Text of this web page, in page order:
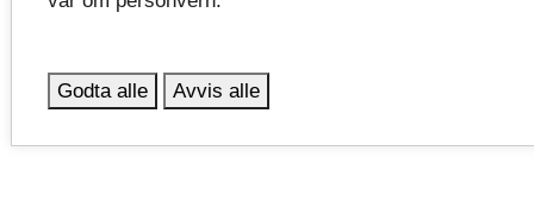
Godta alle Avvis alle